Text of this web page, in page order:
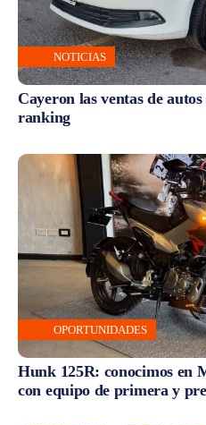
NOTICIAS
Cayeron las ventas de
ranking
OPORTUNIDADES
Hunk 125R: conocimos en
con equipo de primera y